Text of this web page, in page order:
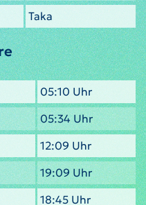
Taka
05:10 Uhr
05:34 Uhr
12:09 Uhr
19:09 Uhr
18:45 Uhr